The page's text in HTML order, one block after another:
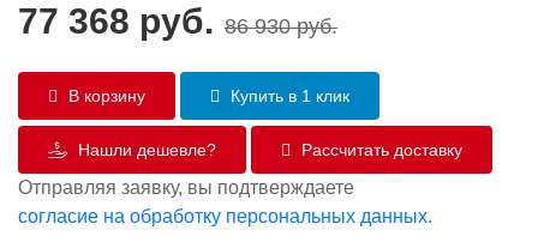
77 368 руб. 86 930 руб.
В корзину Купить в 1 клик
Нашли дешевле? Рассчитать доставку
Отправляя заявку, вы подтверждаете
согласие на обработку персональных данных.